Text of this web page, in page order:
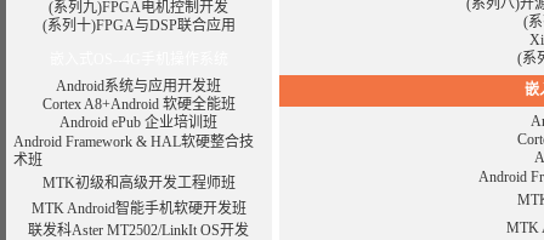
(系列九)FPGA电机控制开发
(系列十)FPGA与DSP联合应用
Android系统与应用开发班
Cortex A8+Android 软硬全能班
Android ePub 企业培训班
Android Framework & HAL软硬整合技
术班
MTK初级和高级开发工程师班
MTK Android智能手机软硬开发班
联发科Aster MT2502/LinkIt OS开发
(系列八)开
(
(系
嵌
Android
MTK